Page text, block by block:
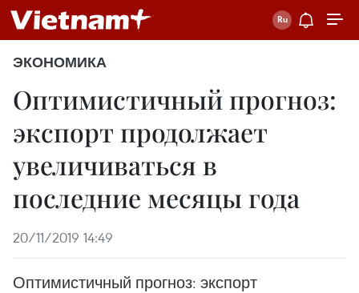
ЭКОНОМИКА
Оптимистичный прогноз:
экспорт продолжает
увеличиваться в
последние месяцы года
20/11/2019 14:49
Оптимистичный прогноз: экспорт